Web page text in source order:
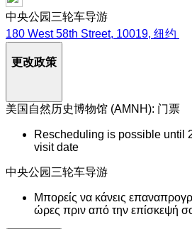
中央公园三轮车导游
180 West 58th Street, 10019, 纽约
更改政策
美国自然历史博物馆 (AMNH): 门票
Rescheduling is possible until
visit date
中央公园三轮车导游
Μπορείς να κάνεις
ώρες πριν από την επίσκεψή